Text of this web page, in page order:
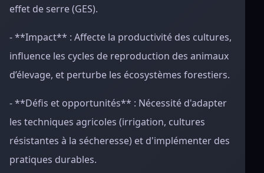
effet de serre (GES).
- **Impact** : Affecte la productivité des cultures,
influence les cycles de reproduction des animaux
d’élevage, et perturbe les écosystèmes forestiers.
- **Défis et opportunités** : Nécessité d'adapter
les techniques agricoles (irrigation, cultures
résistantes à la sécheresse) et d'implémenter des
pratiques durables.